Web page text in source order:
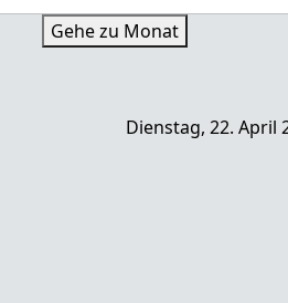
Gehe zu Monat
Dienstag, 22. April